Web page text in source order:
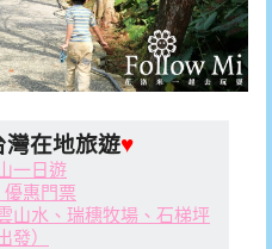
在地旅遊♥
一日遊
優惠門票
山水、瑞穗牧場、石梯坪
發）